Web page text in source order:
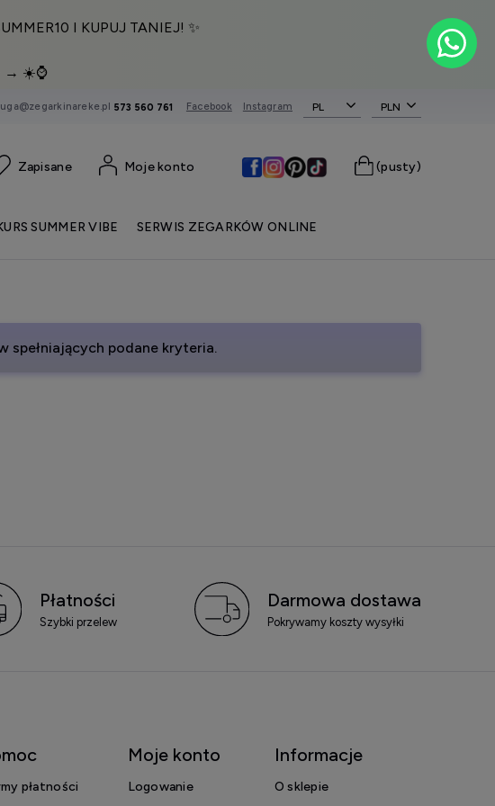
I KUPUJ TANIEJ! ✨
→ ☀️⌚️
573 560 761 Facebook Instagram PL
(pusty)
Moje konto
SUMMER VIBE
SERWIS ZEGARKÓW ONLINE
spełniających podane kryteria.
Płatności
Szybki przelew
Darmowa dostawa
Pokrywamy koszty wysyłki
płatności
Moje konto
Logowanie
Informacje
O sklepie